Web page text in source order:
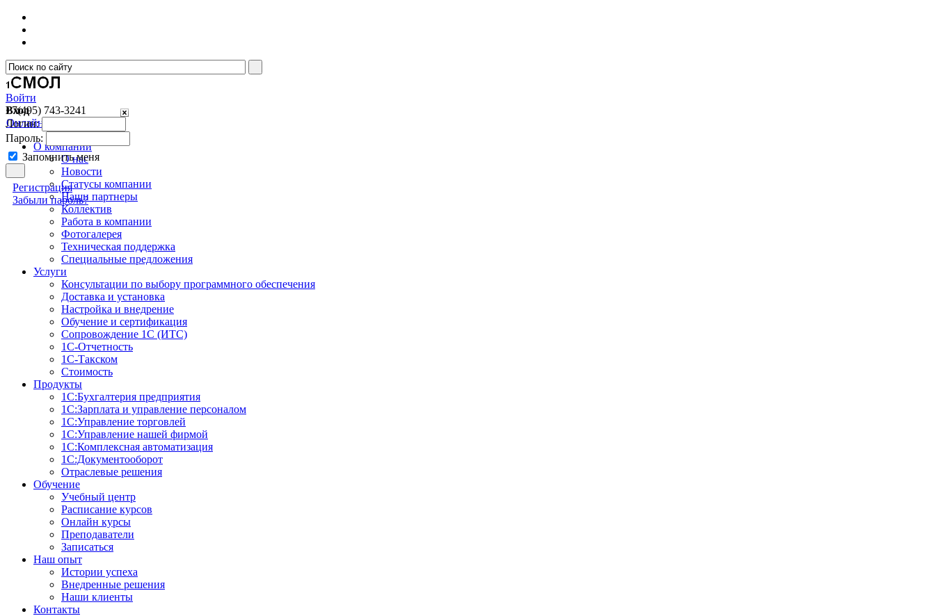
Войти
Вход
Логин:
Пароль:
Запомнить меня
Регистрация
Забыли пароль?
+7(495) 743-3241
Онлайн консультант
О компании
О нас
Новости
Cтатусы компании
Наши партнеры
Коллектив
Работа в компании
Фотогалерея
Техническая поддержка
Специальные предложения
Услуги
Консультации по выбору программного обеспечения
Доставка и установка
Настройка и внедрение
Обучение и сертификация
Сопровождение 1С (ИТС)
1С-Отчетность
1С-Такском
Стоимость
Продукты
1С:Бухгалтерия предприятия
1С:Зарплата и управление персоналом
1С:Управление торговлей
1С:Управление нашей фирмой
1С:Комплексная автоматизация
1С:Документооборот
Отраслевые решения
Обучение
Учебный центр
Расписание курсов
Онлайн курсы
Преподаватели
Записаться
Наш опыт
Истории успеха
Внедренные решения
Наши клиенты
Контакты